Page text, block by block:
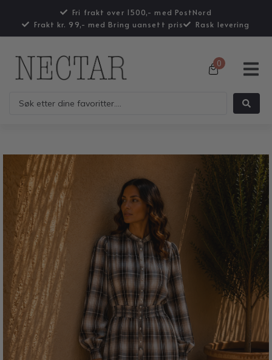
Fri frakt over 1500,- med PostNord
Frakt kr. 99,- med Bring uansett pris
Rask levering
0